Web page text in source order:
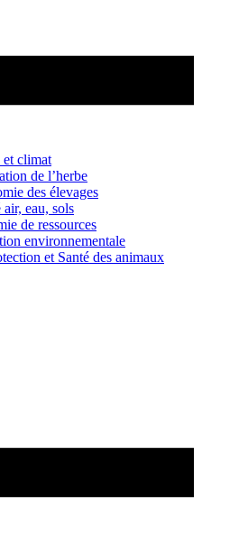
et climat
de l’herbe
des élevages
eau, sols
de ressources
environnementale
et Santé des animaux